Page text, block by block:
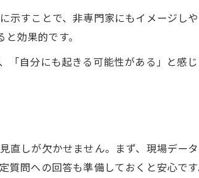
事業性を資料で伝える
析と課題整理のポイント
すことで、非専門家にもイメージし
効果的です。
自分にも起きる可能性がある」と感
しが欠かせません。まず、現場デー
問への回答も準備しておくと安心です